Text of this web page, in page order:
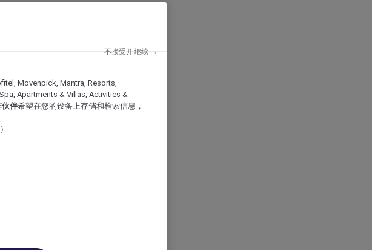
Movenpick, Mantra, Resorts,
Apartments & Villas, Activities &
伙伴希望在您的设备上存储和检索信息，
不接受并继续 →